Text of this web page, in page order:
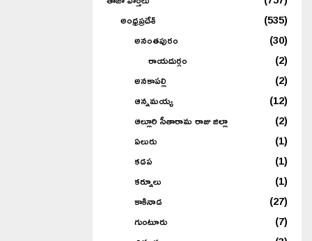
అంధ్రప్రదేశ్
(535)
అనంతపురం
(30)
రాయదుర్గం
(2)
అనకాపల్లి
(2)
ఆన్నమయ్య
(12)
ఆల్లూరి సీతారామ రాజు జిల్లా
(2)
ఏలురు
(1)
కడప
(1)
కర్నూలు
(1)
కాకినాడ
(27)
గుంటూరు
(7)